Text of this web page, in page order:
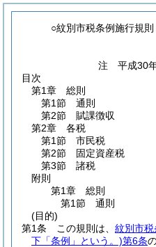
○紋別市税条例施行規則
注 平成30年
目次
第1章
総則
第1節
通則
第2節
賦課徴収
第2章
各税
第1節
市民税
第2節
固定資産税
第3節
諸税
附則
第1章
総則
第1節
通則
(目的)
第1条
この規則は、 紋別市税
下「条例」という。)第6条